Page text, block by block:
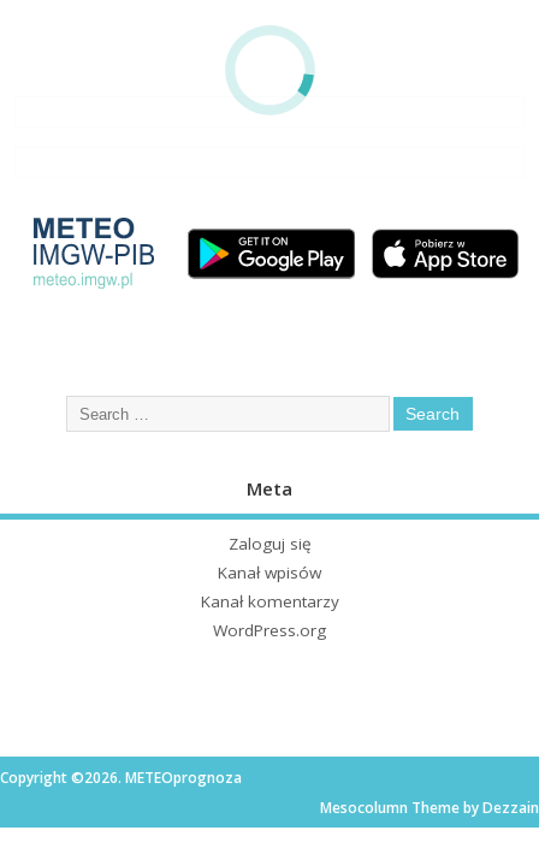
Meta
Zaloguj się
Kanał wpisów
Kanał komentarzy
WordPress.org
Copyright ©2026. METEOprognoza
Mesocolumn Theme by Dezzain